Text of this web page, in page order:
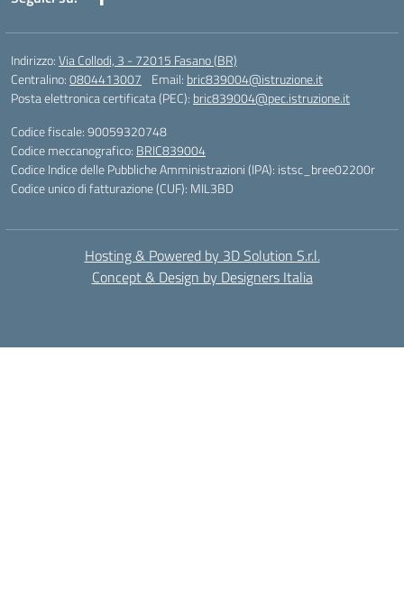
Indirizzo:Via Collodi, 3 - 72015 Fasano (BR)
Centralino:0804413007 Email: bric839004@istruzione.it
Posta elettronica certificata (PEC): bric839004@pec.istruzione.it
Codice fiscale: 90059320748
Codice meccanografico: BRIC839004
Codice Indice delle Pubbliche Amministrazioni (IPA): istsc_bree02200r
Codice unico di fatturazione (CUF): MIL3BD
Hosting & Powered by 3D Solution S.r.l.
Concept & Design by Designers Italia